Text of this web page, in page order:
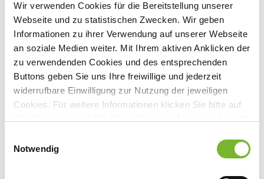
Wir verwenden Cookies für die Bereitstellung unserer
Webseite und zu statistischen Zwecken. Wir geben
Informationen zu ihrer Verwendung auf unserer Webseite
an soziale Medien weiter. Mit Ihrem aktiven Anklicken der
zu verwendenden Cookies und des entsprechenden
Buttons geben Sie uns Ihre freiwillige und jederzeit
widerrufbare Einwilligung zur Nutzung der jeweiligen
Cookies. Für weitere Informationen klicken Sie bitte auf
Datenschutzerklärung
Notwendig
Anbieter:
Ärztliche Akademie für medizinische Fort- und
Weiterbildung in Nordrhein
Ansprechpartner:
Tersteegenstr. 3